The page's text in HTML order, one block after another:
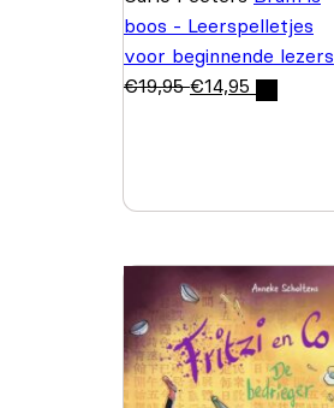
boos - Leerspelletjes
voor beginnende lezers
€19,95 €14,95